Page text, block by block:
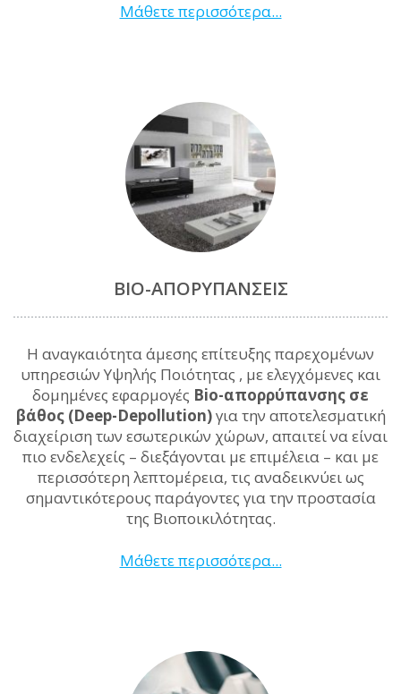
Μάθετε περισσότερα...
BIO-ΑΠΟΡΥΠΆΝΣΕΙΣ
Η αναγκαιότητα άμεσης επίτευξης παρεχομένων
υπηρεσιών Υψηλής Ποιότητας , με ελεγχόμενες και
δομημένες εφαρμογές Bio-απορρύπανσης σε
βάθος (Deep-Depollution)για την αποτελεσματική
διαχείριση των εσωτερικών χώρων, απαιτεί να είναι
πιο ενδελεχείς – διεξάγονται με επιμέλεια – και με
περισσότερη λεπτομέρεια, τις αναδεικνύει ως
σημαντικότερους παράγοντες για την προστασία
της Βιοποικιλότητας.
Μάθετε περισσότερα...